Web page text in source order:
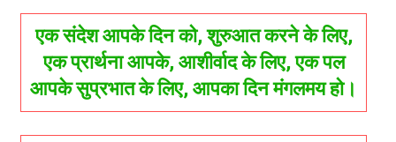
एक संदेश आपके दिन को, शुरुआत करने के लिए,
एक प्रार्थना आपके, आशीर्वाद के लिए, एक पल
आपके सुप्रभात के लिए, आपका दिन मंगलमय हो।